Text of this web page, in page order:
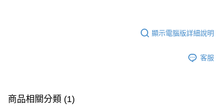
顯示電腦版詳細說明
客服
商品相關分類 (1)